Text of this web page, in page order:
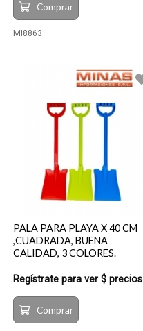
Comprar
MI8863
PALA PARA PLAYA X 40 CM
,CUADRADA, BUENA
CALIDAD, 3 COLORES.
Regístrate para ver $ precios
Comprar